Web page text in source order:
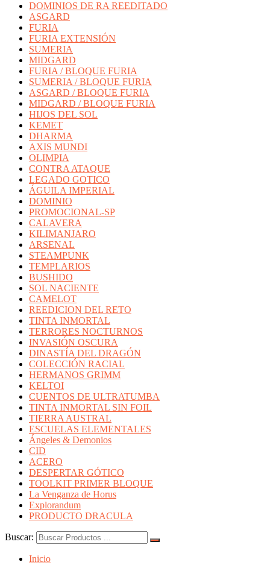
DOMINIOS DE RA REEDITADO
ASGARD
FURIA
FURIA EXTENSIÓN
SUMERIA
MIDGARD
FURIA / BLOQUE FURIA
SUMERIA / BLOQUE FURIA
ASGARD / BLOQUE FURIA
MIDGARD / BLOQUE FURIA
HIJOS DEL SOL
KEMET
DHARMA
AXIS MUNDI
OLIMPIA
CONTRA ATAQUE
LEGADO GOTICO
ÁGUILA IMPERIAL
DOMINIO
PROMOCIONAL-SP
CALAVERA
KILIMANJARO
ARSENAL
STEAMPUNK
TEMPLARIOS
BUSHIDO
SOL NACIENTE
CAMELOT
REEDICION DEL RETO
TINTA INMORTAL
TERRORES NOCTURNOS
INVASIÓN OSCURA
DINASTÍA DEL DRAGÓN
COLECCIÓN RACIAL
HERMANOS GRIMM
KELTOI
CUENTOS DE ULTRATUMBA
TINTA INMORTAL SIN FOIL
TIERRA AUSTRAL
ESCUELAS ELEMENTALES
Ángeles & Demonios
CID
ACERO
DESPERTAR GÓTICO
TOOLKIT PRIMER BLOQUE
La Venganza de Horus
Explorandum
PRODUCTO DRACULA
Buscar:
Inicio